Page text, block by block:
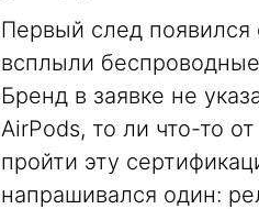
Первый след
всплыли
Бренд в заявке не
AirPods, то ли что-то
пройти эту
напрашивался один: